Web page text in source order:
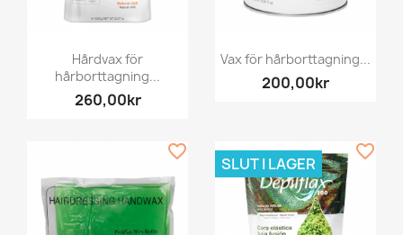
Hårdvax för
hårborttagning...
260,00kr
Vax för hårborttagning...
200,00kr
favorite_border
SLUT I LAGER
favorite_border